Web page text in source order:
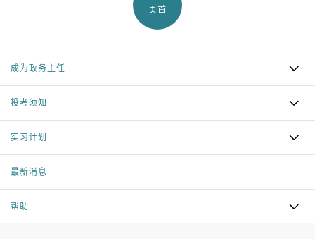
页首
成为政务主任
投考须知
实习计划
最新消息
帮助